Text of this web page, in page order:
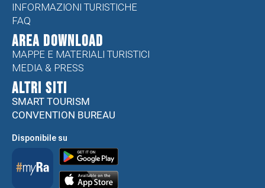
INFORMAZIONI TURISTICHE
FAQ
Area Download
MAPPE E MATERIALI TURISTICI
MEDIA & PRESS
ALTRI SITI
SMART TOURISM
CONVENTION BUREAU
Disponibile su